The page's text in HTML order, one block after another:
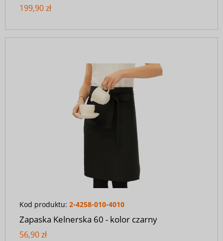
199,90 zł
Kod produktu: 2-4258-010-4010
Zapaska Kelnerska 60 - kolor czarny
56,90 zł